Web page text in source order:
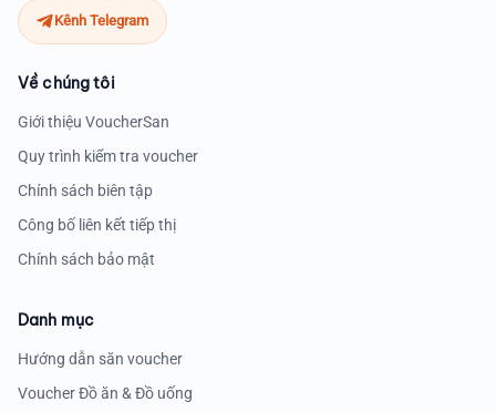
Kênh Telegram
Về chúng tôi
Giới thiệu VoucherSan
Quy trình kiểm tra voucher
Chính sách biên tập
Công bố liên kết tiếp thị
Chính sách bảo mật
Danh mục
Hướng dẫn săn voucher
Voucher Đồ ăn & Đồ uống